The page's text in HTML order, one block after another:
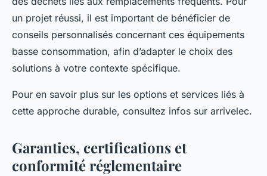
un projet réussi, il est important de bénéficier de
conseils personnalisés concernant ces équipements
basse consommation, afin d’adapter le choix des
solutions à votre contexte spécifique.
Pour en savoir plus sur les options et services liés à
cette approche durable, consultez infos sur arrivelec.
Garanties, certifications et
conformité réglementaire